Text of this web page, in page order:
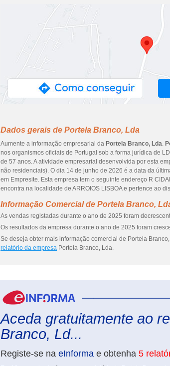
Dados gerais de Portela Branco, Lda
Aumente a informação empresarial da Portela Branco, Lda.
nos organismos oficiais de Portugal sob a forma jurídica de
de 57 anos. A atividade empresarial desenvolvida por esta
não residenciais). O dia 14 de junho de 2026 é a data da
em Empresite. Esta empresa tem o seguinte endereço R
encontra na localidade de ARROIOS LISBOA e pertence ao
Informação Comercial de Portela Branco,
As vendas registadas durante o ano de 2025 foram
Os resultados da empresa durante o ano de 2025 foram
Se deseja obter mais informação comercial de Portela
relatório da empresa Portela Branco, Lda.
Aceda gratuitamente ao
Branco, Ld...
Registe-se na eInforma e obtenha 5